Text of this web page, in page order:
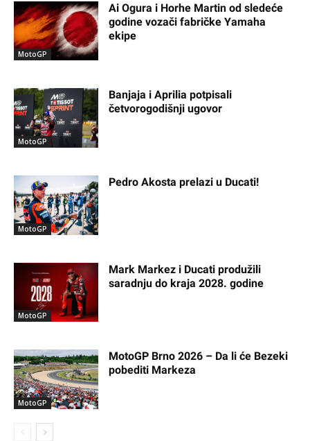
MotoGP
Ai Ogura i Horhe Martin od sledeće
godine vozači fabričke Yamaha
ekipe
MotoGP
Banjaja i Aprilia potpisali
četvorogodišnji ugovor
MotoGP
Pedro Akosta prelazi u Ducati!
MotoGP
Mark Markez i Ducati produžili
saradnju do kraja 2028. godine
MotoGP
MotoGP Brno 2026 – Da li će Bezeki
pobediti Markeza